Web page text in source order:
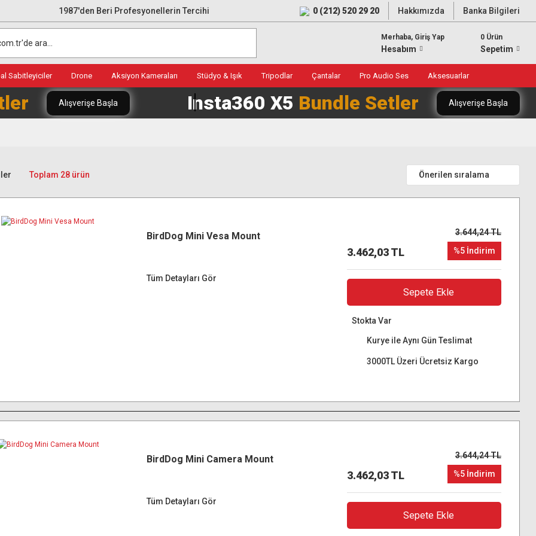
1987'den Beri Profesyonellerin Tercihi 0 (212) 520 29 20 Hakkımızda Banka Bilgileri
Merhaba, Giriş Yap
Hesabım
0 Ürün
Sepetim
Sabitleyiciler Drone Aksiyon Kameraları Stüdyo & Işık Tripodlar Çantalar Pro Audio Ses Aksesuarlar
Alışverişe Başla Insta360 X5 Bundle Setler Alışverişe Başla
Toplam 28 ürün
BirdDog Mini Vesa Mount
Tüm Detayları Gör
3.462,03 TL
3.644,24 TL
%5 İndirim
Sepete Ekle
Stokta Var
Kurye ile Aynı Gün Teslimat
3000TL Üzeri Ücretsiz Kargo
BirdDog Mini Camera Mount
Tüm Detayları Gör
3.462,03 TL
3.644,24 TL
%5 İndirim
Sepete Ekle